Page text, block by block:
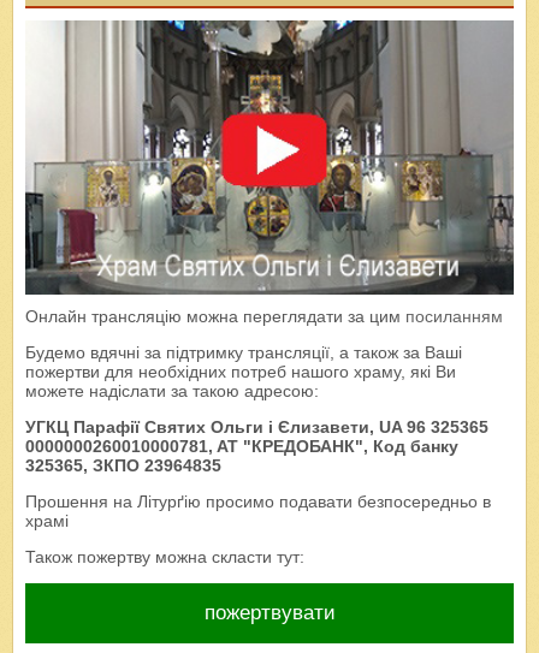
Онлайн трансляцію можна переглядати за цим посиланням
Будемо вдячні за підтримку трансляції, а також за Ваші
пожертви для необхідних потреб нашого храму, які Ви
можете надіслати за такою адресою:
УГКЦ Парафії Святих Ольги і Єлизавети, UA 96 325365
0000000260010000781, AT "КРЕДОБАНК", Код банку
325365, ЗКПО 23964835
Прошення на Літурґію просимо подавати безпосередньо в
храмі
Також пожертву можна скласти тут:
пожертвувати